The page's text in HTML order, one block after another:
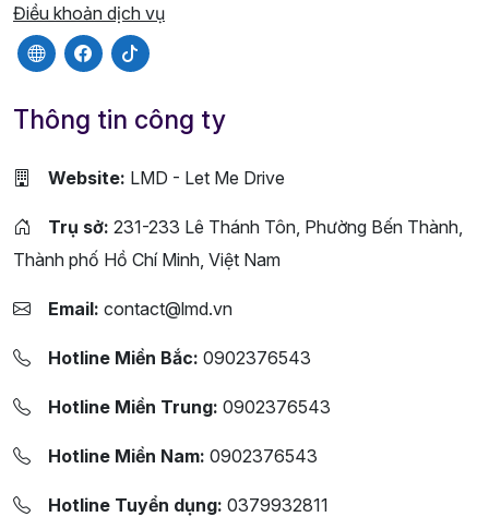
Điều khoản dịch vụ
Thông tin công ty
Website: LMD - Let Me Drive
Trụ sở: 231-233 Lê Thánh Tôn, Phường Bến Thành,
Thành phố Hồ Chí Minh, Việt Nam
Email: contact@lmd.vn
Hotline Miền Bắc: 0902376543
Hotline Miền Trung: 0902376543
Hotline Miền Nam: 0902376543
Hotline Tuyển dụng: 0379932811